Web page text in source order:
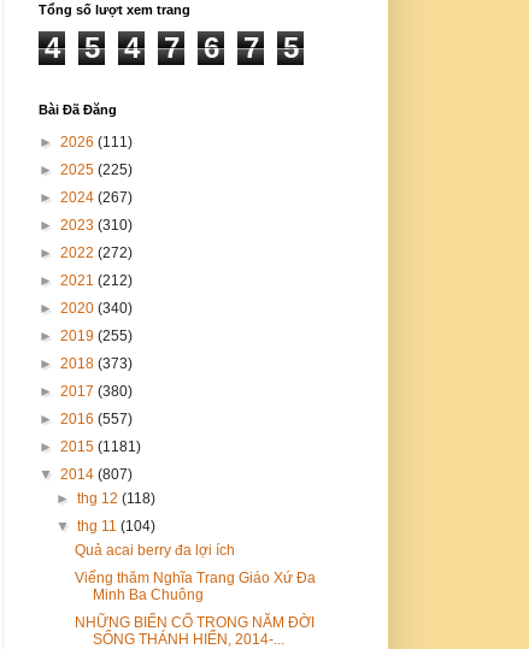
Tổng số lượt xem trang
4 5 4 7 6 7 5
Bài Đã Đăng
► 2026 (111)
► 2025 (225)
► 2024 (267)
► 2023 (310)
► 2022 (272)
► 2021 (212)
► 2020 (340)
► 2019 (255)
► 2018 (373)
► 2017 (380)
► 2016 (557)
► 2015 (1181)
▼ 2014 (807)
►thg 12(118)
▼thg 11(104)
Quả acai berry đa lợi ích
Viếng thăm Nghĩa Trang Giáo Xứ Đa
Minh Ba Chuông
NHỮNG BIẾN CỐ TRONG NĂM ĐỜI
SỐNG THÁNH HIẾN, 2014-...